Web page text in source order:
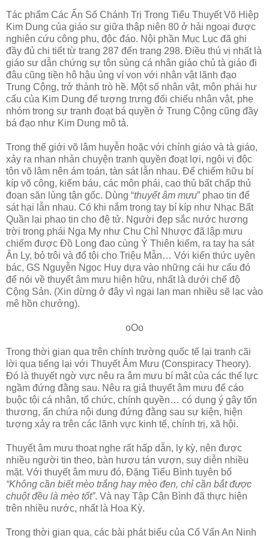
Tác phẩm Các Ẩn Số Chánh Trị Trong Tiểu Thuyết Võ Hiệp
Kim Dung của giáo sư giữa thập niên 80 ở hải ngoại được
nghiên cứu công phu, độc đáo. Nội phần Mục Lục đã ghi
đầy đủ chi tiết từ trang 287 đến trang 298. Điều thú vị nhất là
giáo sư dẫn chứng sự tôn sùng cá nhân giáo chủ tà giáo đi
đâu cũng tiền hô hậu ủng ví von với nhân vật lãnh đạo
Trung Cộng, trở thành trò hề. Một số nhân vật, môn phái hư
cấu của Kim Dung để tượng trưng đối chiếu nhân vật, phe
nhóm trong sự tranh đoạt bá quyền ở Trung Cộng cũng đầy
bá đạo như Kim Dung mô tả.
Trong thế giới võ lâm huyễn hoặc với chính giáo và tà giáo,
xảy ra nhan nhản chuyện tranh quyền đoạt lợi, ngôi vị độc
tôn võ lâm nên ám toán, tàn sát lẫn nhau. Để chiếm hữu bí
kíp võ công, kiếm báu, các môn phái, cao thủ bất chấp thủ
đoạn săn lùng tận gốc. Dùng “thuyết âm mưu” phao tin để
sát hại lẫn nhau. Có khi nắm trong tay bí kíp như Nhạc Bất
Quần lại phao tin cho đệ tử. Người đẹp sắc nước hương
trời trong phái Nga My như Chu Chỉ Nhược đã lập mưu
chiếm được Đồ Long đao cùng Ỷ Thiên kiếm, ra tay hạ sát
Ân Ly, bỏ trôi và đổ tội cho Triệu Mẫn… Với kiến thức uyên
bác, GS Nguyễn Ngọc Huy dựa vào những cái hư cấu đó
để nói về thuyết âm mưu hiện hữu, nhất là dưới chế độ
Cộng Sản. (Xin dừng ở đây vì ngại lan man nhiều sẽ lạc vào
mê hồn chưởng).
oOo
Trong thời gian qua trên chính trường quốc tế lại tranh cãi
lời qua tiếng lại với Thuyết Âm Mưu (Conspiracy Theory).
Đó là thuyết ngờ vực nêu ra âm mưu bí mật của các thế lực
ngầm đứng đằng sau. Nêu ra giả thuyết âm mưu để cáo
buộc tội cá nhân, tổ chức, chính quyền… có dụng ý gây tổn
thương, ẩn chứa nội dung đứng đằng sau sự kiện, hiện
tượng xảy ra trên các lãnh vực kinh tế, chính trị, xã hội.
Thuyết âm mưu thoạt nghe rất hấp dẫn, ly kỳ, nên được
nhiều người tin theo, bàn hươu tán vượn, suy diễn nhiều
mặt. Với thuyết âm mưu đó, Đặng Tiểu Bình tuyên bố
“Không cần biết mèo trắng hay mèo đen, chỉ cần bắt được
chuột đều là mèo tốt”. Và nay Tập Cận Bình đã thực hiện
trên nhiều nước, nhất là Hoa Kỳ.
Trong thời gian qua, các bài phát biểu của Cố Vấn An Ninh